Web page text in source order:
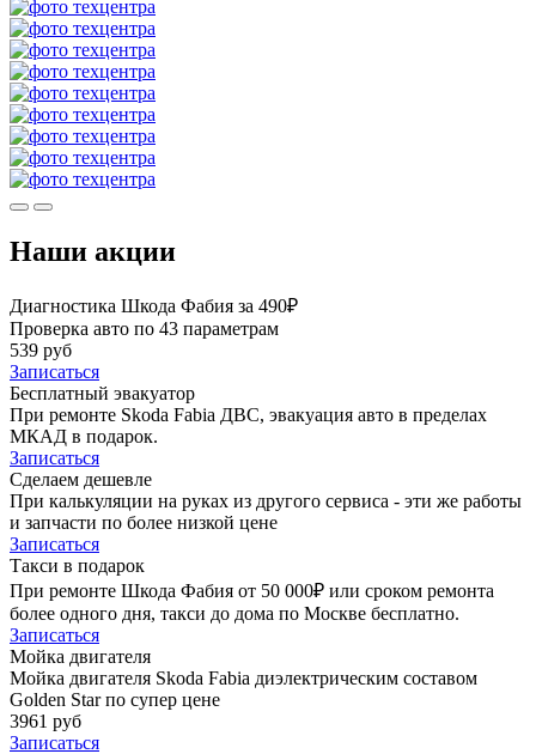
Наши акции
Диагностика Шкода Фабия за 490₽
Проверка авто по 43 параметрам
539 руб
Записаться
Бесплатный эвакуатор
При ремонте Skoda Fabia ДВС, эвакуация авто в пределах
МКАД в подарок.
Записаться
Сделаем дешевле
При калькуляции на руках из другого сервиса - эти же работы
и запчасти по более низкой цене
Записаться
Такси в подарок
При ремонте Шкода Фабия от 50 000₽ или сроком ремонта
более одного дня, такси до дома по Москве бесплатно.
Записаться
Мойка двигателя
Мойка двигателя Skoda Fabia диэлектрическим составом
Golden Star по супер цене
3961 руб
Записаться